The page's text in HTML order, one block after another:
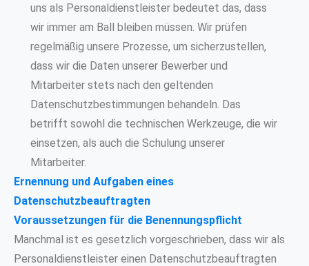
uns als Personaldienstleister bedeutet das, dass
wir immer am Ball bleiben müssen. Wir prüfen
regelmäßig unsere Prozesse, um sicherzustellen,
dass wir die Daten unserer Bewerber und
Mitarbeiter stets nach den geltenden
Datenschutzbestimmungen behandeln. Das
betrifft sowohl die technischen Werkzeuge, die wir
einsetzen, als auch die Schulung unserer
Mitarbeiter.
Ernennung und Aufgaben eines
Datenschutzbeauftragten
Voraussetzungen für die Benennungspflicht
Manchmal ist es gesetzlich vorgeschrieben, dass wir als
Personaldienstleister einen Datenschutzbeauftragten